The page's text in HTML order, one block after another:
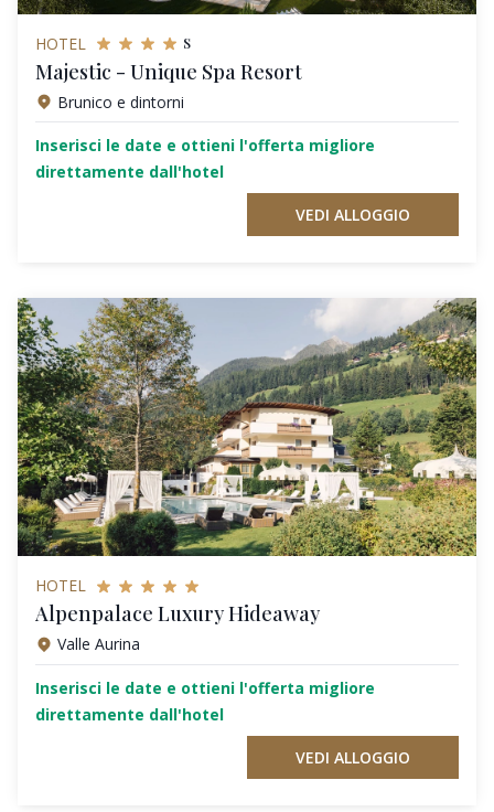
HOTEL s
Majestic - Unique Spa Resort
Brunico e dintorni
Inserisci le date e ottieni l'offerta migliore
direttamente dall'hotel
VEDI ALLOGGIO
HOTEL
Alpenpalace Luxury Hideaway
Valle Aurina
Inserisci le date e ottieni l'offerta migliore
direttamente dall'hotel
VEDI ALLOGGIO